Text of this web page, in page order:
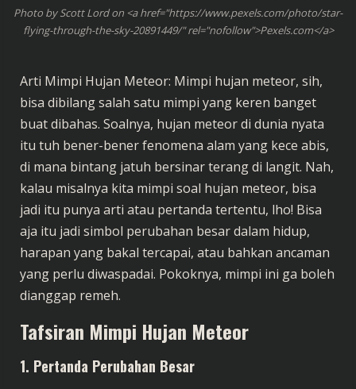
Photo by Scott Lord on <a href="https://www.pexels.com/photo/star-
flying-through-the-sky-20891449/" rel="nofollow">Pexels.com</a>
Arti Mimpi Hujan Meteor: Mimpi hujan meteor, sih,
bisa dibilang salah satu mimpi yang keren banget
buat dibahas. Soalnya, hujan meteor di dunia nyata
itu tuh bener-bener fenomena alam yang kece abis,
di mana bintang jatuh bersinar terang di langit. Nah,
kalau misalnya kita mimpi soal hujan meteor, bisa
jadi itu punya arti atau pertanda tertentu, lho! Bisa
aja itu jadi simbol perubahan besar dalam hidup,
harapan yang bakal tercapai, atau bahkan ancaman
yang perlu diwaspadai. Pokoknya, mimpi ini ga boleh
dianggap remeh.
Tafsiran Mimpi Hujan Meteor
1. Pertanda Perubahan Besar